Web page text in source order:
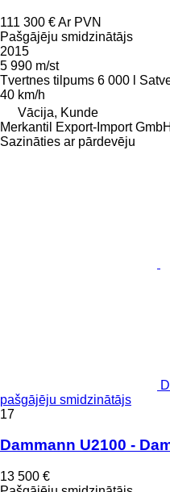
111 300 €Ar PVN
Pašgājēju smidzinātājs
2015
5 990 m/st
Tvertnes tilpums 6 000 l
40 km/h
Vācija, Kunde
Merkantil Export-Import GmbH
Sazināties ar pārdevēju
pašgājēju smidzinātājs
17
Dammann U2100 -
13 500 €